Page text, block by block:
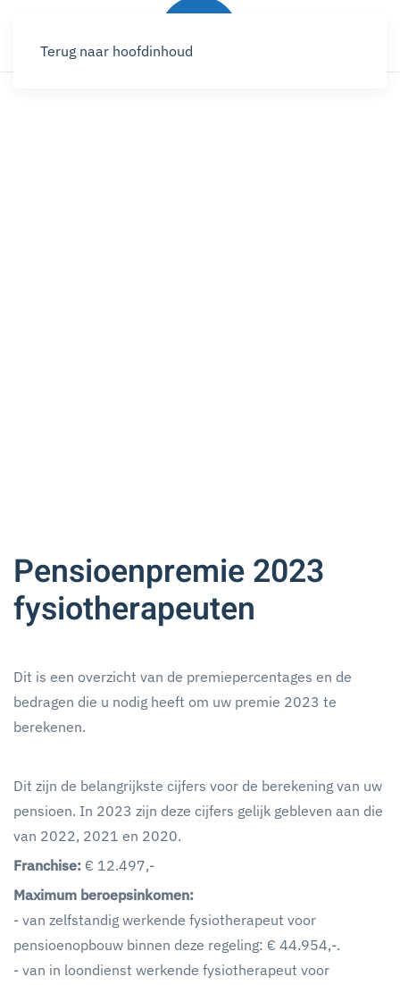
Terug naar hoofdinhoud
Pensioenpremie 2023
fysiotherapeuten
Dit is een overzicht van de premiepercentages en de
bedragen die u nodig heeft om uw premie 2023 te
berekenen.
Dit zijn de belangrijkste cijfers voor de berekening van uw
pensioen. In 2023 zijn deze cijfers gelijk gebleven aan die
van 2022, 2021 en 2020.
Franchise: € 12.497,-
Maximum beroepsinkomen:
- van zelfstandig werkende fysiotherapeut voor
pensioenopbouw binnen deze regeling: € 44.954,-.
- van in loondienst werkende fysiotherapeut voor